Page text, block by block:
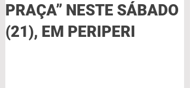
PRAÇA” NESTE SÁBADO
(21), EM PERIPERI